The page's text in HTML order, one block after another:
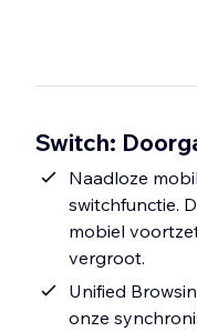
Switch:
Naadloze
switchfunctie.
mobiel
vergroot.
Unified
onze